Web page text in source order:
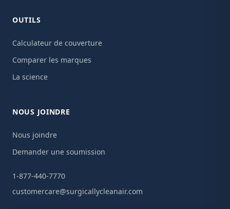
OUTILS
Calculateur de couverture
Comparer les marques
La science
NOUS JOINDRE
Nous joindre
Demander une soumission
1-877-440-7770
customercare@surgicallycleanair.com